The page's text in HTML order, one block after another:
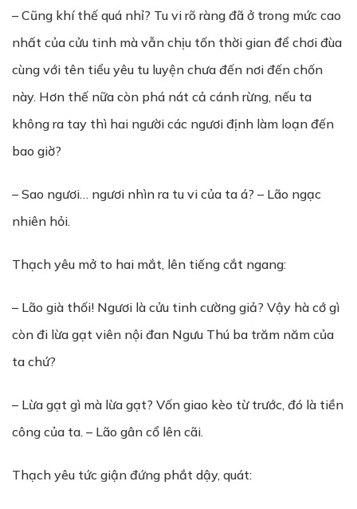
– Cũng khí thế quá nhỉ? Tu vi rõ ràng đã ở trong mức cao
nhất của cửu tinh mà vẫn chịu tốn thời gian để chơi đùa
cùng với tên tiểu yêu tu luyện chưa đến nơi đến chốn
này. Hơn thế nữa còn phá nát cả cánh rừng, nếu ta
không ra tay thì hai người các ngươi định làm loạn đến
bao giờ?
– Sao ngươi… ngươi nhìn ra tu vi của ta á? – Lão ngạc
nhiên hỏi.
Thạch yêu mở to hai mắt, lên tiếng cắt ngang:
– Lão già thối! Ngươi là cửu tinh cường giả? Vậy hà cớ gì
còn đi lừa gạt viên nội đan Ngưu Thú ba trăm năm của
ta chứ?
– Lừa gạt gì mà lừa gạt? Vốn giao kèo từ trước, đó là tiền
công của ta. – Lão gân cổ lên cãi.
Thạch yêu tức giận đứng phắt dậy, quát: